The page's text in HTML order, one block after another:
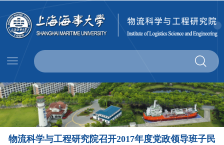
物流科学与工程研究院召开2017年度党政领导班子民